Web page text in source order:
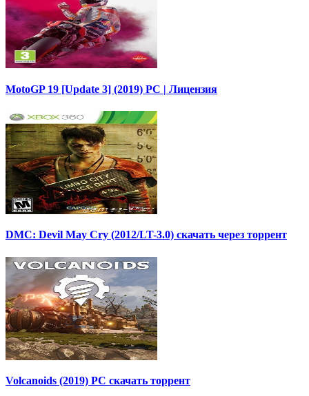
MotoGP 19 [Update 3] (2019) PC | Лицензия
DMC: Devil May Cry (2012/LT-3.0) скачать через торрент
Volcanoids (2019) PC скачать торрент